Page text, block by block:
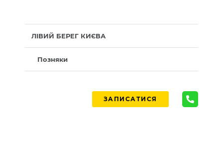
ЛІВИЙ БЕРЕГ КИЄВА
Позняки
ЗАПИСАТИСЯ